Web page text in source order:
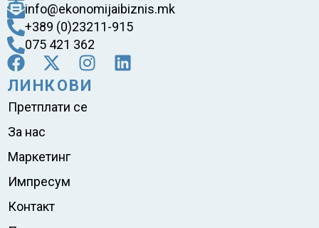
info@ekonomijaibiznis.mk
+389 (0)23211-915
075 421 362
ЛИНКОВИ
Претплати се
За нас
Маркетинг
Импресум
Контакт